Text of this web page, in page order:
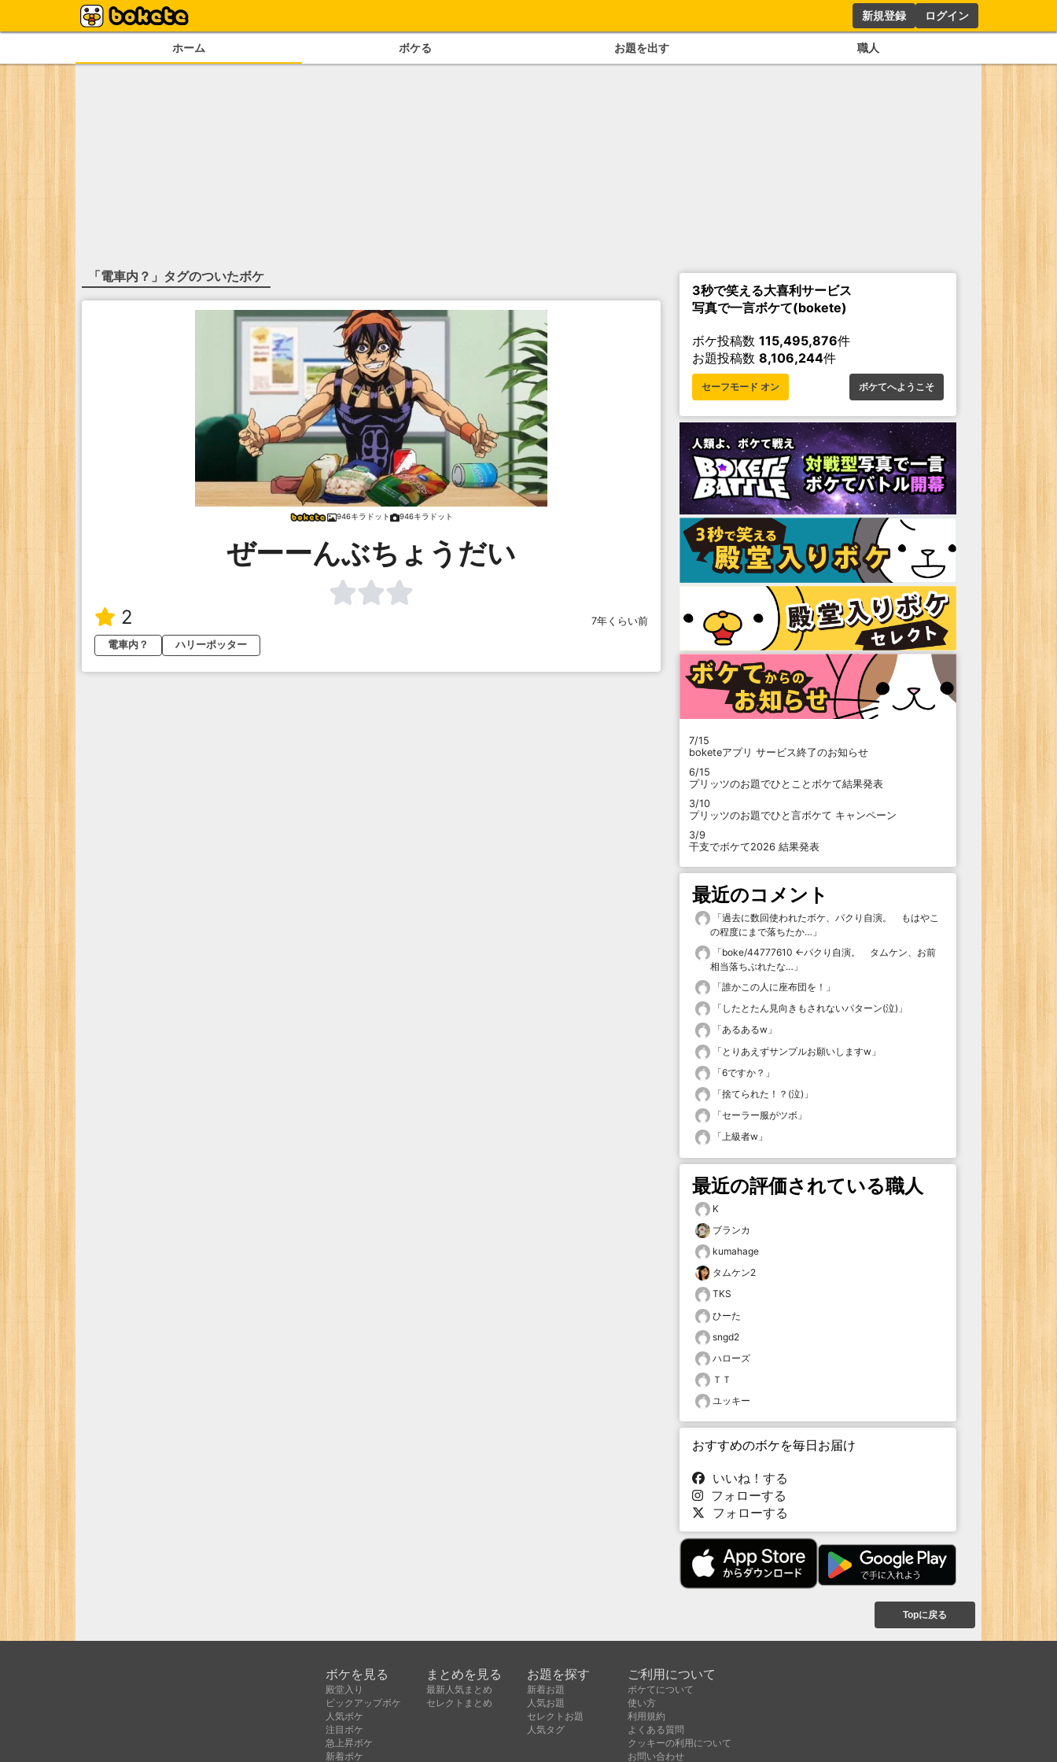
新規登録 ログイン
ホーム ボケる お題を出す 職人
「電車内？ 」タグのついたボケ
946キラドット 946キラドット
ぜーーんぶちょうだい
2
7年くらい前
電車内？
ハリーポッター
3秒で笑える大喜利サービス
写真で一言ボケて(bokete)
ボケ投稿数 115,495,876件
お題投稿数 8,106,244件
セーフモード オン ボケてへようこそ
7/15
boketeアプリ サービス終了のお知らせ
6/15
プリッツのお題でひとことボケて結果発表
3/10
プリッツのお題でひと言ボケて キャンペーン
3/9
干支でボケて2026 結果発表
最近のコメント
「過去に数回使われたボケ、パクり自演。 もはやこ
の程度にまで落ちたか… 」
「boke/44777610 ←パクり自演。 タムケン、お前
相当落ちぶれたな… 」
「誰かこの人に座布団を！ 」
「 したとたん見向きもされないパターン(泣) 」
「あるあるw 」
「 とりあえずサンプルお願いしますw 」
「6ですか？ 」
「捨てられた！？(泣) 」
「セーラー服がツボ 」
「上級者w 」
最近の評価されている職人
K
ブランカ
kumahage
タムケン2
TKS
ひーた
sngd2
ハローズ
ＴＴ
ユッキー
おすすめのボケを毎日お届け
いいね！する
フォローする
フォローする
Topに戻る
ボケを見る
殿堂入り
ピックアップボケ
人気ボケ
注目ボケ
急上昇ボケ
新着ボケ
まとめを見る
最新人気まとめ
セレクトまとめ
お題を探す
新着お題
人気お題
セレクトお題
人気タグ
ご利用について
ボケてについて
使い方
利用規約
よくある質問
クッキーの利用について
お問い合わせ